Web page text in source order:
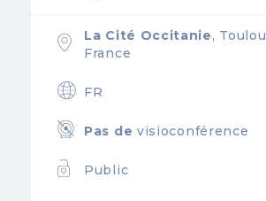
La Cité Occitanie,
France
FR
Pas de visioconférence
Public